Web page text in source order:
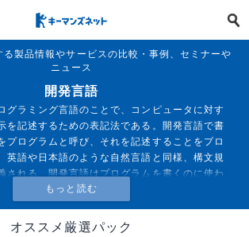
る製品情報やサービスの比較・事例、セミナーや
ニュース
開発言語
グラミング言語のことで、コンピュータに対す
を記述するための表記法である。開発言語で書
プログラムと呼び、それを記述することをプロ
英語や日本語のような自然言語と同様、構文規
される。開発言語はプログラムを書くのに使わ
れによってコンピュータは何らかの計算やアル
場合によってはプリンタやロボットなどの外部
オススメ厳選パック